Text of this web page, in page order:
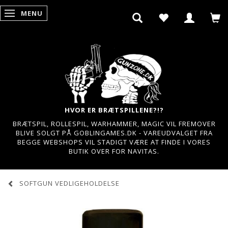
SKIFTE NAVIGATION
MENU
HVOR ER BRÆTSPILLENE?!?
BRÆTSPIL, ROLLESPIL, WARHAMMER, MAGIC VIL FREMOVER
BLIVE SOLGT PÅ GOBLINGAMES.DK - VAREUDVALGET FRA
BEGGE WEBSHOPS VIL STADIGT VÆRE AT FINDE I VORES
BUTIK OVER FOR NAVITAS.
SOFTGUN VEDLIGEHOLDELSE